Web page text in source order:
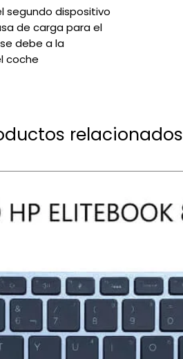
segundo dispositivo
de carga para el
debe a la
coche
relacionados